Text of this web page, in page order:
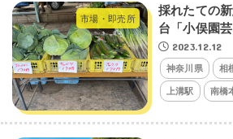
市場・即売所
採れたての
台「小俣園芸
2023.12.12
神奈川県 相
上溝駅 南橋